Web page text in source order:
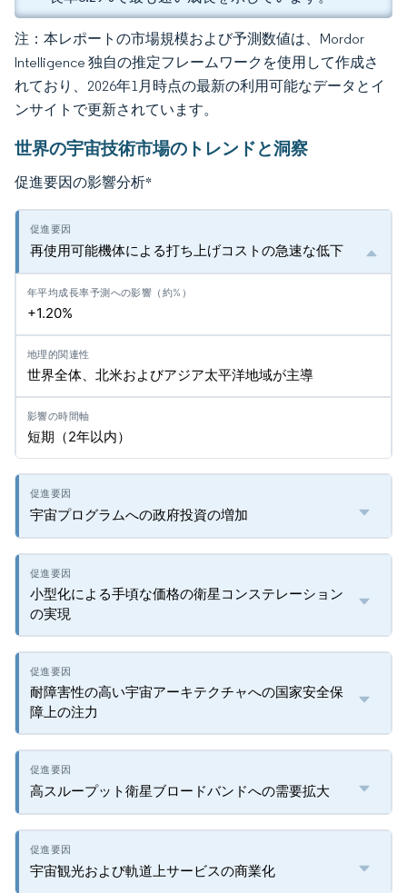
注：本レポートの市場規模および予測数値は、Mordor
Intelligence 独自の推定フレームワークを使用して作成さ
れており、2026年1月時点の最新の利用可能なデータとイ
ンサイトで更新されています。
世界の宇宙技術市場のトレンドと洞察
促進要因の影響分析*
再使用可能機体による打ち上げコストの急速な低下
+1.20%
世界全体、北米およびアジア太平洋地域が主導
短期（2年以内）
宇宙プログラムへの政府投資の増加
小型化による手頃な価格の衛星コンステレーション
の実現
耐障害性の高い宇宙アーキテクチャへの国家安全保
障上の注力
高スループット衛星ブロードバンドへの需要拡大
宇宙観光および軌道上サービスの商業化